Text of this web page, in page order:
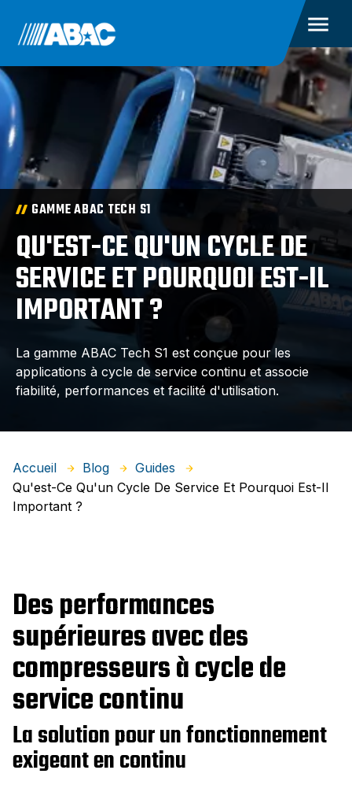
GAMME ABAC TECH S1
QU'EST-CE QU'UN CYCLE DE
SERVICE ET POURQUOI EST-IL
IMPORTANT ?
La gamme ABAC Tech S1 est conçue pour les
applications à cycle de service continu et associe
fiabilité, performances et facilité d'utilisation.
Accueil Blog
Guides
Qu'est-Ce Qu'un Cycle De Service Et Pourquoi Est-Il
Important ?
Des performances
supérieures avec des
compresseurs à cycle de
service continu
La solution pour un fonctionnement
exigeant en continu